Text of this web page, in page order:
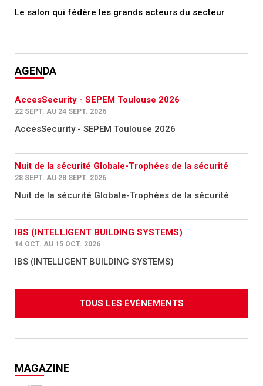
Le salon qui fédère les grands acteurs du secteur
AGENDA
AccesSecurity - SEPEM Toulouse 2026
22 SEPT. AU 24 SEPT. 2026
AccesSecurity - SEPEM Toulouse 2026
Nuit de la sécurité Globale-Trophées de la sécurité
28 SEPT. AU 28 SEPT. 2026
Nuit de la sécurité Globale-Trophées de la sécurité
IBS (INTELLIGENT BUILDING SYSTEMS)
14 OCT. AU 15 OCT. 2026
IBS (INTELLIGENT BUILDING SYSTEMS)
TOUS LES ÉVÈNEMENTS
MAGAZINE